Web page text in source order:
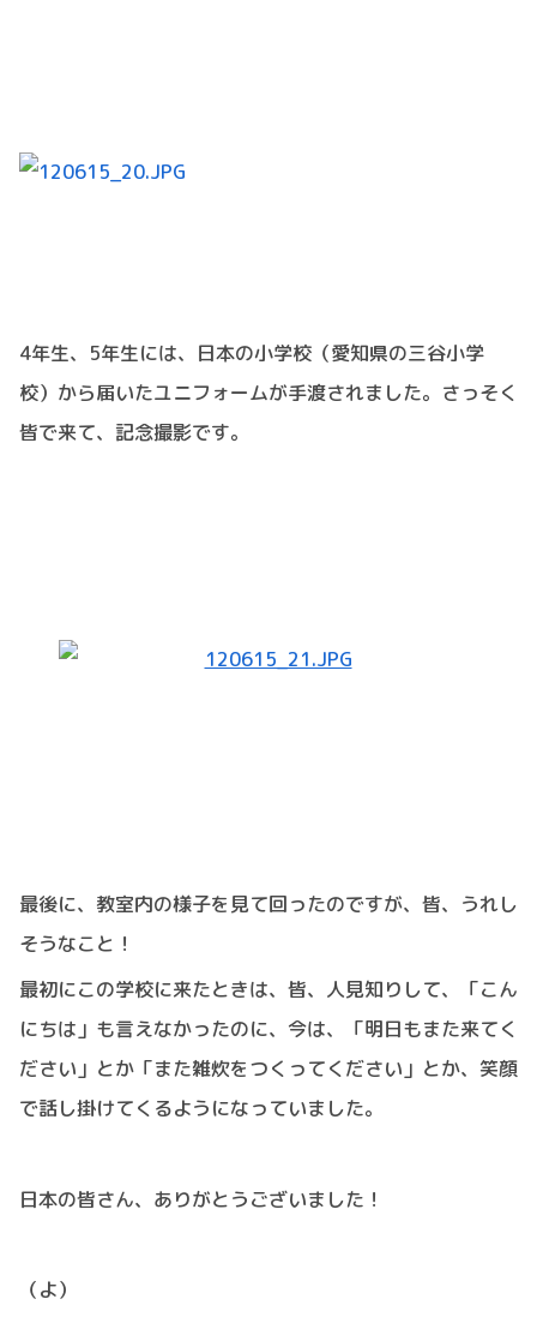
4年生、5年生には、日本の小学校（愛知県の三谷小学
校）から届いたユニフォームが手渡されました。さっそく
皆で来て、記念撮影です。
最後に、教室内の様子を見て回ったのですが、皆、うれし
そうなこと！
最初にこの学校に来たときは、皆、人見知りして、「こん
にちは」も言えなかったのに、今は、「明日もまた来てく
ださい」とか「また雑炊をつくってください」とか、笑顔
で話し掛けてくるようになっていました。
日本の皆さん、ありがとうございました！
（よ）